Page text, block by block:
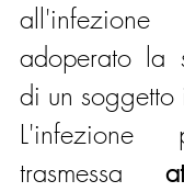
adoperato la
di un soggetto
L'infezione
trasmessa